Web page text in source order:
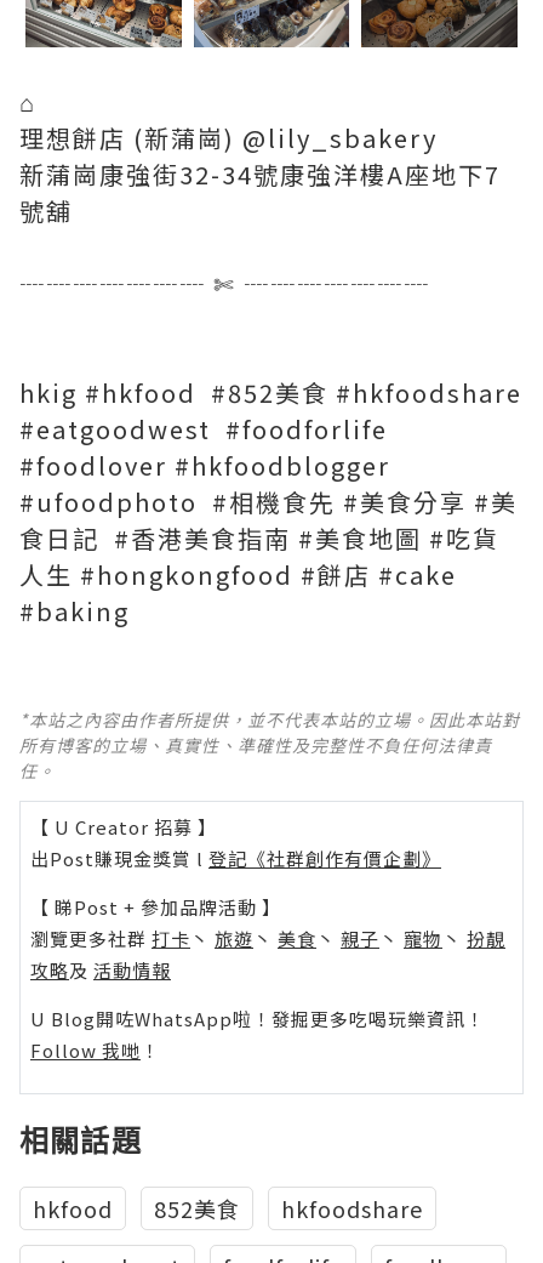
⌂
理想餅店 (新蒲崗) @lily_sbakery
新蒲崗康強街32-34號康強洋樓A座地下7
號舖
┈┈┈┈┈┈┈ ✄ ┈┈┈┈┈┈┈
hkig #hkfood #852美食 #hkfoodshare
#eatgoodwest #foodforlife
#foodlover #hkfoodblogger
#ufoodphoto #相機食先 #美食分享 #美
食日記 #香港美食指南 #美食地圖 #吃貨
人生 #hongkongfood #餅店 #cake
#baking
*本站之內容由作者所提供，並不代表本站的立場。因此本站對
所有博客的立場、真實性、準確性及完整性不負任何法律責
任。
【 U Creator 招募 】
出Post賺現金獎賞 l 登記《社群創作有價企劃》
【 睇Post + 參加品牌活動 】
瀏覽更多社群 打卡 丶 旅遊 丶 美食 丶 親子 丶 寵物 丶 扮靚
攻略及 活動情報
U Blog開咗WhatsApp啦！發掘更多吃喝玩樂資訊！
Follow 我哋 ！
相關話題
hkfood 852美食
hkfoodshare